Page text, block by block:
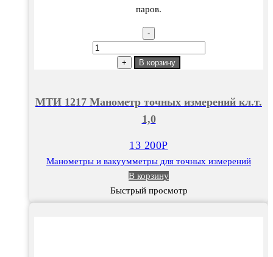
паров.
-
Количество
Манометр
1,0
+ В корзину
МТИ 1217 Манометр точных измерений кл.т.
1,0
13 200Р
Манометры и вакуумметры для точных измерений
В корзину
Быстрый просмотр